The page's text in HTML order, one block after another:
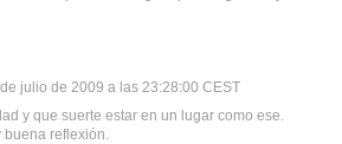
julio de 2009 a las 23:28:00 CEST
y que suerte estar en un lugar como ese.
reflexión.